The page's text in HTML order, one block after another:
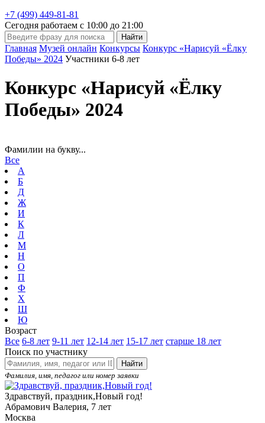
+7 (499) 449-81-81
Сегодня работаем с 10:00 до 21:00
Главная Музей онлайн Конкурсы Конкурс «Нарисуй «Ёлку
Победы» 2024 Участники 6-8 лет
Конкурс «Нарисуй «Ёлку
Победы» 2024
Фамилии на букву...
Все
А
Б
Д
Ж
И
К
Л
М
Н
О
П
Ф
Х
Ш
Ю
Возраст
Все 6-8 лет 9-11 лет 12-14 лет 15-17 лет старше 18 лет
Поиск по участнику
Найти
Фамилия, имя, педагог или номер заявки
Здравствуй, праздник,Новый год!
Абрамович Валерия, 7 лет
Москва